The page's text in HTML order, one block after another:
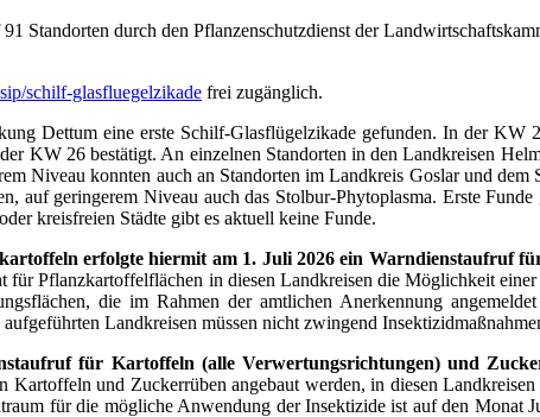
Standorten durch den Pflanzenschutzdienst der
schilf-glasfluegelzikade frei zugänglich.
Dettum eine erste Schilf-Glasflügelzikade gefunden. In der KW
KW 26 bestätigt. An einzelnen Standorten in den Landkreisen
Niveau konnten auch an Standorten im Landkreis Goslar und
auf geringerem Niveau auch das Stolbur-Phytoplasma. Erste
kreisfreien Städte gibt es aktuell keine Funde.
erfolgte hiermit am 1. Juli 2026 ein Warndienstaufruf
für Pflanzkartoffelflächen in diesen Landkreisen die Möglichkeit
die im Rahmen der amtlichen Anerkennung
Landkreisen müssen nicht zwingend
für Kartoffeln (alle Verwertungsrichtungen) und
Kartoffeln und Zuckerrüben angebaut werden, in diesen
für die mögliche Anwendung der Insektizide ist auf den Monat